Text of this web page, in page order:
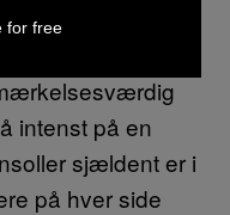
Playstation
spille over
intenst på en
sjældent er i
på hver side
for free